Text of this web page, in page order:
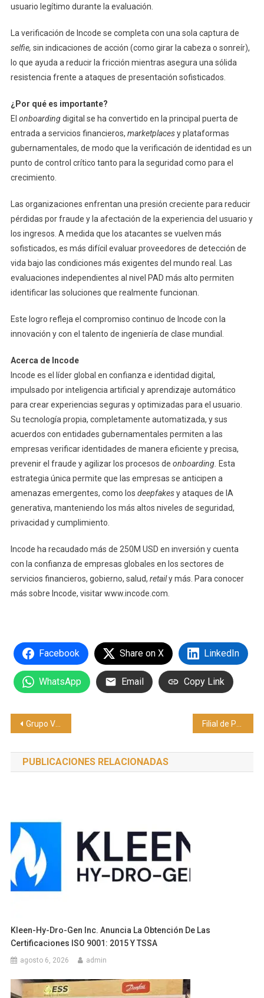
usuario legítimo durante la evaluación.
La verificación de Incode se completa con una sola captura de
selfie, sin indicaciones de acción (como girar la cabeza o sonreír),
lo que ayuda a reducir la fricción mientras asegura una sólida
resistencia frente a ataques de presentación sofisticados.
¿Por qué es importante?
El onboardingdigital se ha convertido en la principal puerta de
entrada a servicios financieros, marketplacesy plataformas
gubernamentales, de modo que la verificación de identidad es un
punto de control crítico tanto para la seguridad como para el
crecimiento.
Las organizaciones enfrentan una presión creciente para reducir
pérdidas por fraude y la afectación de la experiencia del usuario y
los ingresos. A medida que los atacantes se vuelven más
sofisticados, es más difícil evaluar proveedores de detección de
vida bajo las condiciones más exigentes del mundo real. Las
evaluaciones independientes al nivel PAD más alto permiten
identificar las soluciones que realmente funcionan.
Este logro refleja el compromiso continuo de Incode con la
innovación y con el talento de ingeniería de clase mundial.
Acerca de Incode
Incode es el líder global en confianza e identidad digital,
impulsado por inteligencia artificial y aprendizaje automático
para crear experiencias seguras y optimizadas para el usuario.
Su tecnología propia, completamente automatizada, y sus
acuerdos con entidades gubernamentales permiten a las
empresas verificar identidades de manera eficiente y precisa,
prevenir el fraude y agilizar los procesos de onboarding. Esta
estrategia única permite que las empresas se anticipen a
amenazas emergentes, como los deepfakesy ataques de IA
generativa, manteniendo los más altos niveles de seguridad,
privacidad y cumplimiento.
Incode ha recaudado más de 250M USD en inversión y cuenta
con la confianza de empresas globales en los sectores de
servicios financieros, gobierno, salud, retaily más. Para conocer
más sobre Incode, visitar www.incode.com.
Facebook Share on X LinkedIn
WhatsApp Email Copy Link
Navegación
de
entradas
Grupo Vinte consolida compra de Javer y Derex
PUBLICACIONES RELACIONADAS
Kleen-Hy-Dro-Gen Inc. Anuncia La Obtención De Las
Certificaciones ISO 9001: 2015 Y TSSA
agosto 6, 2026 admin